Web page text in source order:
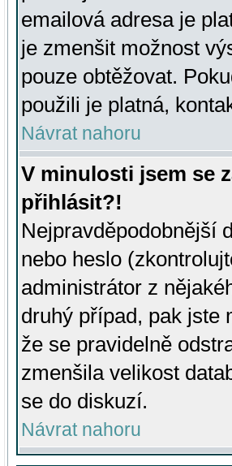
emailová adresa je
je zmenšit možnost
pouze obtěžovat.
použili je platná,
Návrat nahoru
V minulosti jsem se
přihlásit?!
Nejpravděpodobnější
nebo heslo
administrátor z
druhý případ, pak jste
že se pravidelně
zmenšila velikost
se do diskuzí.
Návrat nahoru